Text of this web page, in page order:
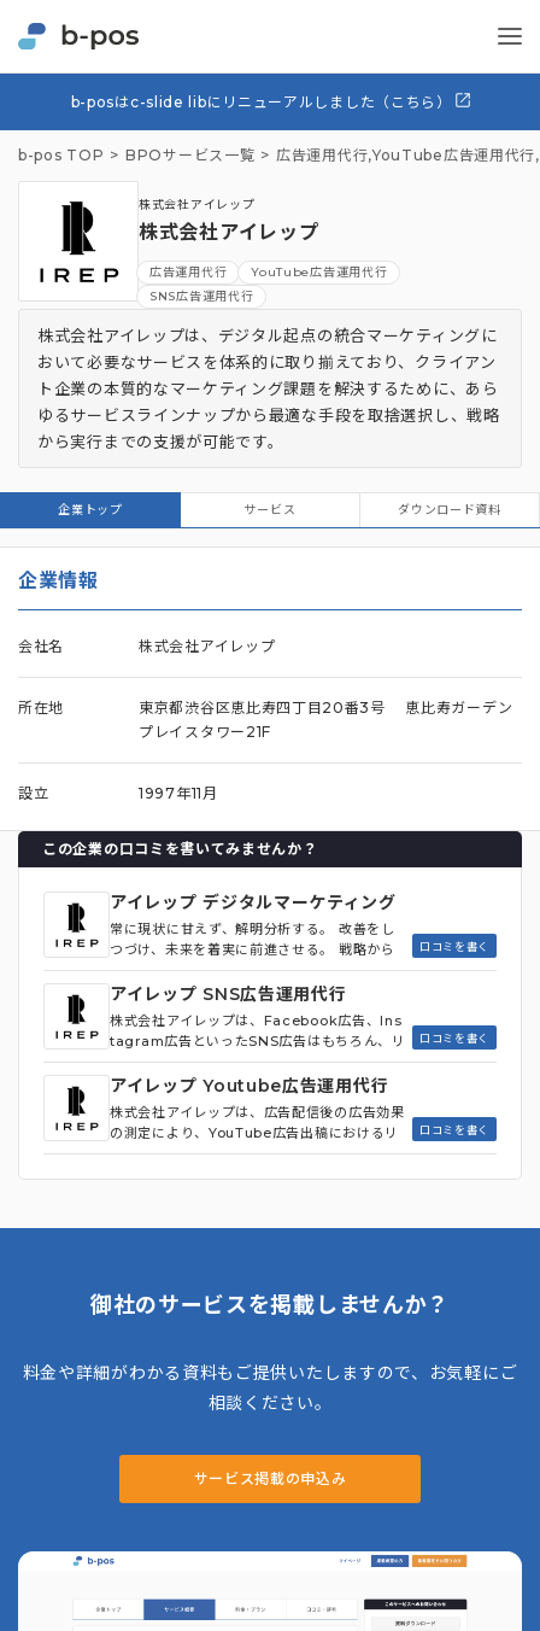
b-posはc-slide libにリニューアルしました（こちら）
b-pos TOP BPOサービス一覧 広告運用代行,YouTube広告運用代行,
株式会社アイレップ
株式会社アイレップ
広告運用代行
YouTube広告運用代行
SNS広告運用代行
株式会社アイレップは、デジタル起点の統合マーケティングに
おいて必要なサービスを体系的に取り揃えており、クライアン
ト企業の本質的なマーケティング課題を解決するために、あら
ゆるサービスラインナップから最適な手段を取捨選択し、戦略
から実行までの支援が可能です。
企業トップ サービス ダウンロード資料
企業情報
会社名 株式会社アイレップ
所在地
東京都渋谷区恵比寿四丁目20番3号 恵比寿ガーデン
プレイスタワー21F
設立 1997年11月
この企業の口コミを書いてみませんか？
アイレップ デジタルマーケティング
常に現状に甘えず、解明分析する。 改善をし
つづけ、未来を着実に前進させる。 戦略から
実行まで、統合的なマーケティングを実践す
る。 アイレップは、あなたの挑戦のマーケテ
ィングパートナーになります。
口コミを書く
アイレップ SNS広告運用代行
株式会社アイレップは、Facebook広告、Ins
tagram広告といったSNS広告はもちろん、リ
スティング広告やアフィリエイト広告など、幅
広い広告運用を得意とする広告代理店です。広
告賞受賞歴を持つクリエイターを含む、経験豊
富なチームがクリエイティブを制作。 データ
ドリブンマーケティングに基づき、顧客の課題
いるのも特徴です。**博報堂DYグループの一
口コミを書く
アイレップ Youtube広告運用代行
株式会社アイレップは、広告配信後の広告効果
の測定により、YouTube広告出稿におけるリ
スクを低減し、柔軟にキャンペーンを変更する
く多量かで自動化しながら作る短尺動画「Mot
ion」の2領域をかけあわせた6タイプの動画
er Partner Awards」で国内最優秀賞を3部
門で受賞するなど、運用型広告の高い専門性が
能な代行会社です。
口コミを書く
御社のサービスを掲載しませんか？
料金や詳細がわかる資料もご提供いたしますので、お気軽にご
相談ください。
サービス掲載の申込み